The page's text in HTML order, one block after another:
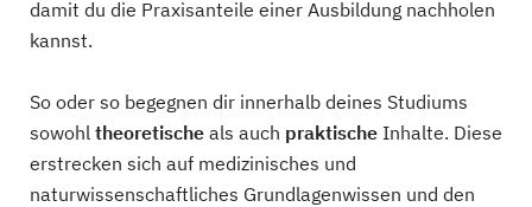
damit du die Praxisanteile einer Ausbildung nachholen
kannst.
So oder so begegnen dir innerhalb deines Studiums
sowohl theoretische als auch praktische Inhalte. Diese
erstrecken sich auf medizinisches und
naturwissenschaftliches Grundlagenwissen und den